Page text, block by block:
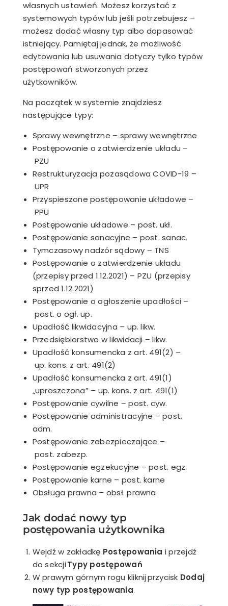
własnych ustawień. Możesz korzystać z
systemowych typów lub jeśli potrzebujesz –
możesz dodać własny typ albo dopasować
istniejący. Pamiętaj jednak, że możliwość
edytowania lub usuwania dotyczy tylko typów
postępowań stworzonych przez
użytkowników.
Na początek w systemie znajdziesz
następujące typy:
Sprawy wewnętrzne – sprawy wewnętrzne
Postępowanie o zatwierdzenie układu –
PZU
Restrukturyzacja pozasądowa COVID-19 –
UPR
Przyspieszone postępowanie układowe –
PPU
Postępowanie układowe – post. ukł.
Postępowanie sanacyjne – post. sanac.
Tymczasowy nadzór sądowy – TNS
Postępowanie o zatwierdzenie układu
(przepisy przed 1.12.2021) – PZU (przepisy
sprzed 1.12.2021)
Postępowanie o ogłoszenie upadłości –
post. o ogł. up.
Upadłość likwidacyjna – up. likw.
Przedsiębiorstwo w likwidacji – likw.
Upadłość konsumencka z art. 491(2) –
up. kons. z art. 491(2)
Upadłość konsumencka z art. 491(1)
„uproszczona” – up. kons. z art. 491(1)
Postępowanie cywilne – post. cyw.
Postępowanie administracyjne – post.
adm.
Postępowanie zabezpieczające –
post. zabezp.
Postępowanie egzekucyjne – post. egz.
Postępowanie karne – post. karne
Obsługa prawna – obsł. prawna
Jak dodać nowy typ
postępowania użytkownika
Wejdź w zakładkę Postępowania i przejdź
do sekcjiTypy postępowań
W prawym górnym rogu kliknij przycisk Dodaj
nowy typ postępowania.